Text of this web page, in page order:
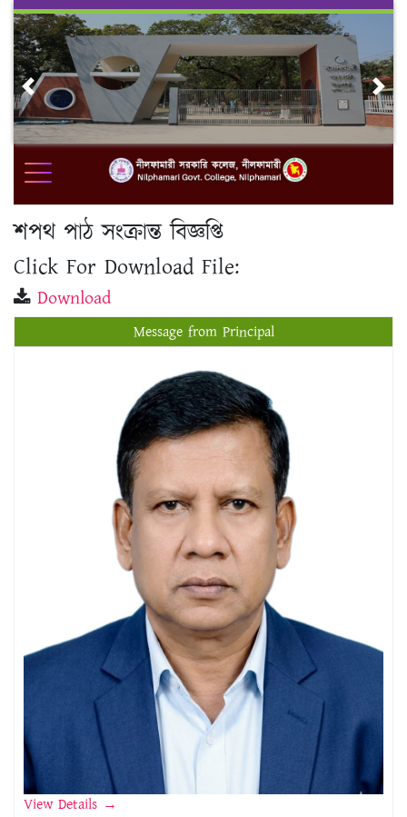
Skip
content
Previous
শপথ পাঠ সংক্রান্ত বিজ্ঞপ্তি
Click For Download File:
Download
Message from Principal
View Details →